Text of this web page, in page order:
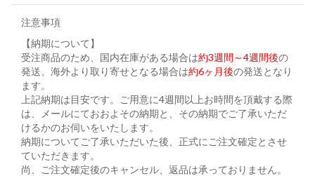
注意事項
【納期について】
受注商品のため、国内在庫がある場合は約3週間～4週間後の
発送、海外より取り寄せとなる場合は約6ヶ月後の発送となり
ます。
上記納期は目安です。ご用意に4週間以上お時間を頂戴する際
は、メールにておおよその納期と、その納期でご了承いただ
けるかのお伺いをいたします。
納期についてご了承いただいた後、正式にご注文確定とさせ
ていただきます。
尚、ご注文確定後のキャンセル、返品は承っておりません。